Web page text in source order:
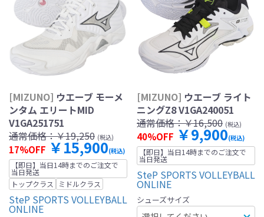
[MIZUNO] ウエーブ モーメ
ンタム エリートMID
V1GA251751
通常価格：￥19,250 (税込)
17%OFF ￥15,900(税込)
【即日】当日14時までのご注文で
当日発送
トップクラス
ミドルクラス
SteP SPORTS VOLLEYBALL
ONLINE
[MIZUNO] ウエーブ ライト
ニングZ8 V1GA240051
通常価格：￥16,500 (税込)
40%OFF ￥9,900(税込)
【即日】当日14時までのご注文で
当日発送
SteP SPORTS VOLLEYBALL
ONLINE
シューズサイズ